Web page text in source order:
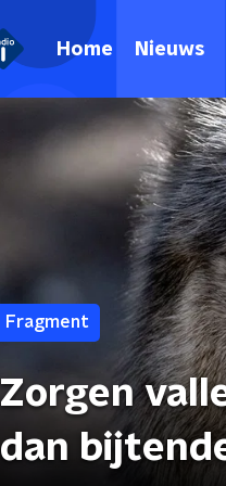
Home Nieuws
Fragment
Zorgen
dan